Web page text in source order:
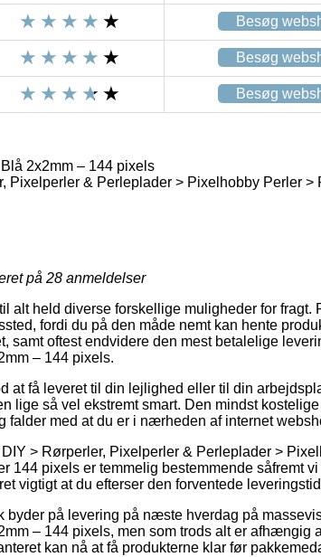
Besøg
Besøg
Besøg
2x2mm – 144 pixels
Pixelperler & Perleplader > Pixelhobby Perler
på 28 anmeldelser
alt held diverse forskellige muligheder for fragt.
fordi du på den måde nemt kan hente
samt oftest endvidere den mest betalelige
– 144 pixels.
at få leveret til din lejlighed eller til din
lige så vel ekstremt smart. Den mindst
falder med at du er i nærheden af internet
> Rørperler, Pixelperler & Perleplader >
144 pixels er temmelig bestemmende såfremt
vigtigt at du efterser den forventede
byder på levering på næste hverdag på
– 144 pixels, men som trods alt er afhængig
kan nå at få produkterne klar før